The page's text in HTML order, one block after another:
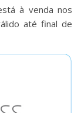
à venda nos
até final de